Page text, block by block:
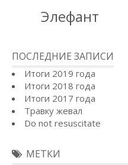
Элефант
ПОСЛЕДНИЕ ЗАПИСИ
Итоги 2019 года
Итоги 2018 года
Итоги 2017 года
Травку жевал
Do not resuscitate
МЕТКИ